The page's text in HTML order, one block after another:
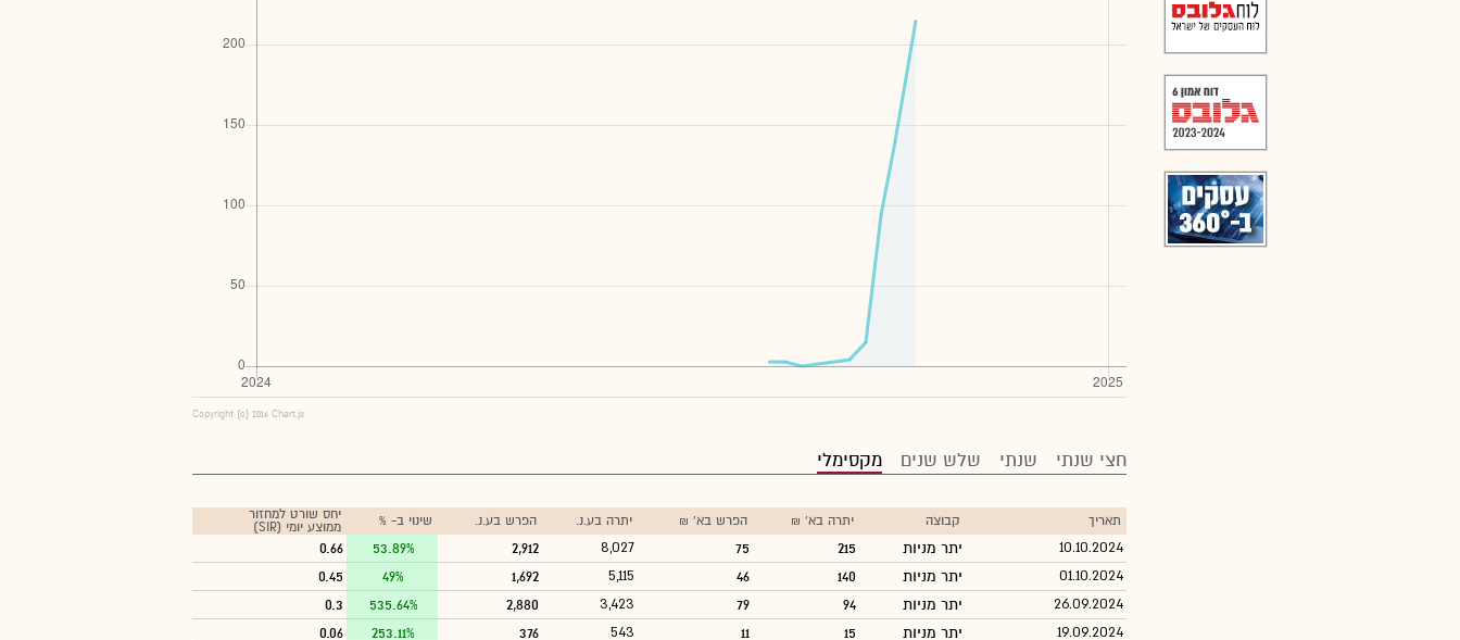
Copyright (c) 2016 Chart.js
חצי שנתי שנתי שלש שנים מקסימלי
תאריך קבוצה יתרה בא' ₪ הפרש בא' ₪ יתרה בע.נ. הפרש בע.נ. שינוי ב- %
יחס שורט למחזור
ממוצע יומי (SIR)
10.10.2024 יתר מניות 215
75
8,027
2,912
53.89%
0.66
01.10.2024 יתר מניות 140
46
5,115
1,692
49%
0.45
26.09.2024 יתר מניות 94
79
3,423
2,880
535.64%
0.3
19.09.2024 יתר מניות 15
11
543
376
253.11%
0.06